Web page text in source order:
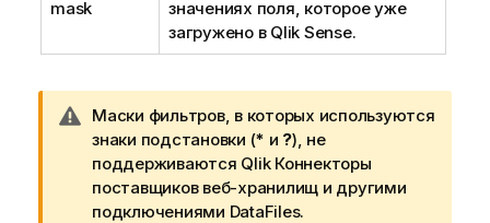
mask значениях поля , которое уже
загружено в Qlik Sense.
П
р
и
м
е
Маски фильтров, в которых используются
знаки подстановки (* и ?), не
поддерживаются Qlik Коннекторы
поставщиков веб-хранилищ и другими
подключениями DataFiles.